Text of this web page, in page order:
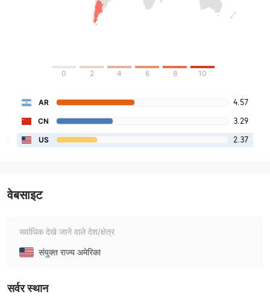
0 2 4 6 8 10
AR 4.57
CN 3.29
US 2.37
वेबसाइट
सर्वाधिक देखे जाने वाले देश/क्षेत्र
संयुक्त राज्य अमेरिका
सर्वर स्थान